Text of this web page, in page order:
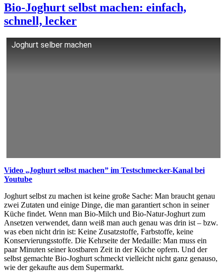
Bio-Joghurt selbst machen: einfach,
schnell, lecker
Joghurt selber machen
Video „Joghurt selbst machen” im Testschmecker-Kanal bei
Youtube
Joghurt selbst zu machen ist keine große Sache: Man braucht genau
zwei Zutaten und einige Dinge, die man garantiert schon in seiner
Küche findet. Wenn man Bio-Milch und Bio-Natur-Joghurt zum
Ansetzen verwendet, dann weiß man auch genau was drin ist – bzw.
was eben nicht drin ist: Keine Zusatzstoffe, Farbstoffe, keine
Konservierungsstoffe. Die Kehrseite der Medaille: Man muss ein
paar Minuten seiner kostbaren Zeit in der Küche opfern. Und der
selbst gemachte Bio-Joghurt schmeckt vielleicht nicht ganz genauso,
wie der gekaufte aus dem Supermarkt.